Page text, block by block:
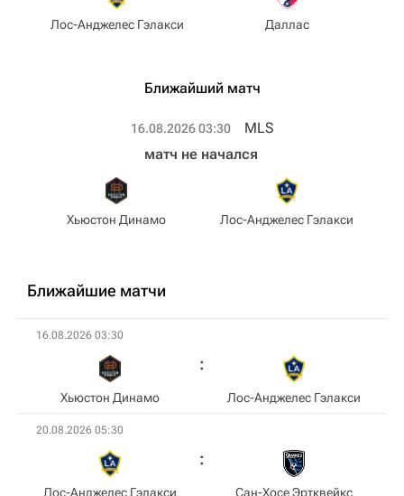
Лос-Анджелес Гэлакси Даллас
Ближайший матч
16.08.2026 03:30 MLS
Хьюстон Динамо
матч не начался
Лос-Анджелес Гэлакси
Ближайшие матчи
16.08.2026 03:30
Хьюстон Динамо Лос-Анджелес Гэлакси
20.08.2026 05:30
Лос-Анджелес Гэлакси Сан-Хосе Эртквейкс